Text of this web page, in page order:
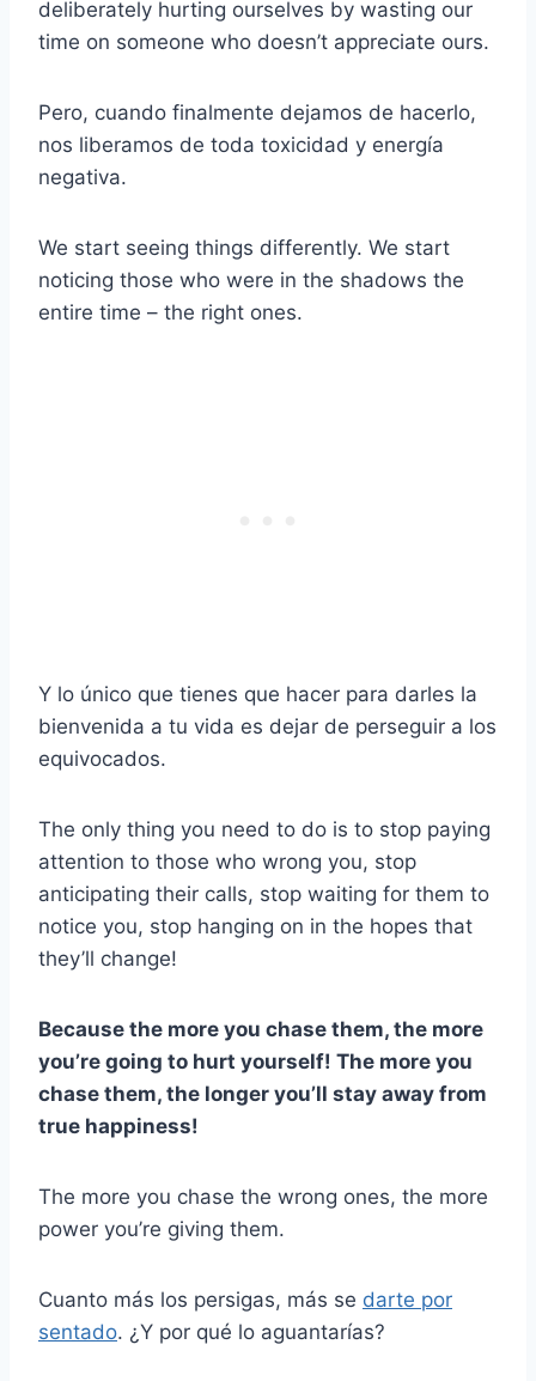
deliberately hurting ourselves by wasting our
time on someone who doesn’t appreciate ours.
Pero, cuando finalmente dejamos de hacerlo,
nos liberamos de toda toxicidad y energía
negativa.
We start seeing things differently. We start
noticing those who were in the shadows the
entire time – the right ones.
Y lo único que tienes que hacer para darles la
bienvenida a tu vida es dejar de perseguir a los
equivocados.
The only thing you need to do is to stop paying
attention to those who wrong you, stop
anticipating their calls, stop waiting for them to
notice you, stop hanging on in the hopes that
they’ll change!
Because the more you chase them, the more
you’re going to hurt yourself! The more you
chase them, the longer you’ll stay away from
true happiness!
The more you chase the wrong ones, the more
power you’re giving them.
Cuanto más los persigas, más se darte por
sentado. ¿Y por qué lo aguantarías?